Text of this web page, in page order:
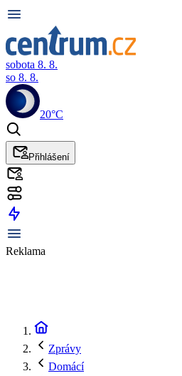
sobota 8. 8.
so 8. 8.
20°C
Přihlášení
Reklama
Zprávy
Domácí